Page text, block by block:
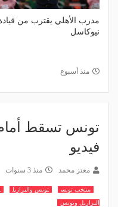
مدرب الأهلي يقترب من
نيوكاسل
منذ أسبوع
تونس تسقط أمام
فيديو
معتز محمد منذ 3 سنوات
منتخب تونس تونس والبرازيل
البرازيل وتونس